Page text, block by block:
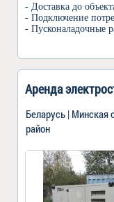
- Доставка до
- Подключение
- Пусконаладочные
Аренда
Беларусь | Минская
район